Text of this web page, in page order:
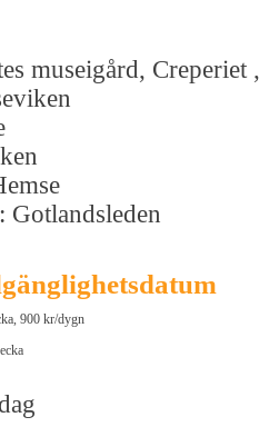
museigård, Creperiet ,
Gotlandsleden
900 kr/dygn